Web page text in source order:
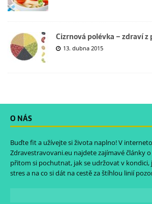
Cizrnová polévka – zdraví
13. dubna 2015
O NÁS
Buďte fit a užívejte si života naplno! V
Zdravestravovani.eu najdete zajímavé články
přitom si pochutnat, jak se udržovat v kondici,
stres a na co si dát na cestě za štíhlou linií